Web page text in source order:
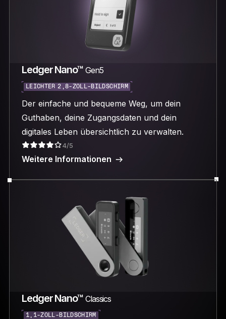
Ledger Nano™ Gen5
LEICHTER 2,8-ZOLL-BILDSCHIRM
Der einfache und bequeme Weg, um dein
Guthaben, deine Zugangsdaten und dein
digitales Leben übersichtlich zu verwalten.
4/5
Weitere Informationen
Ledger Nano™ Classics
1,1-ZOLL-BILDSCHIRM